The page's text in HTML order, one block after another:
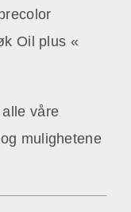
Oil plus «
alle våre
mulighetene